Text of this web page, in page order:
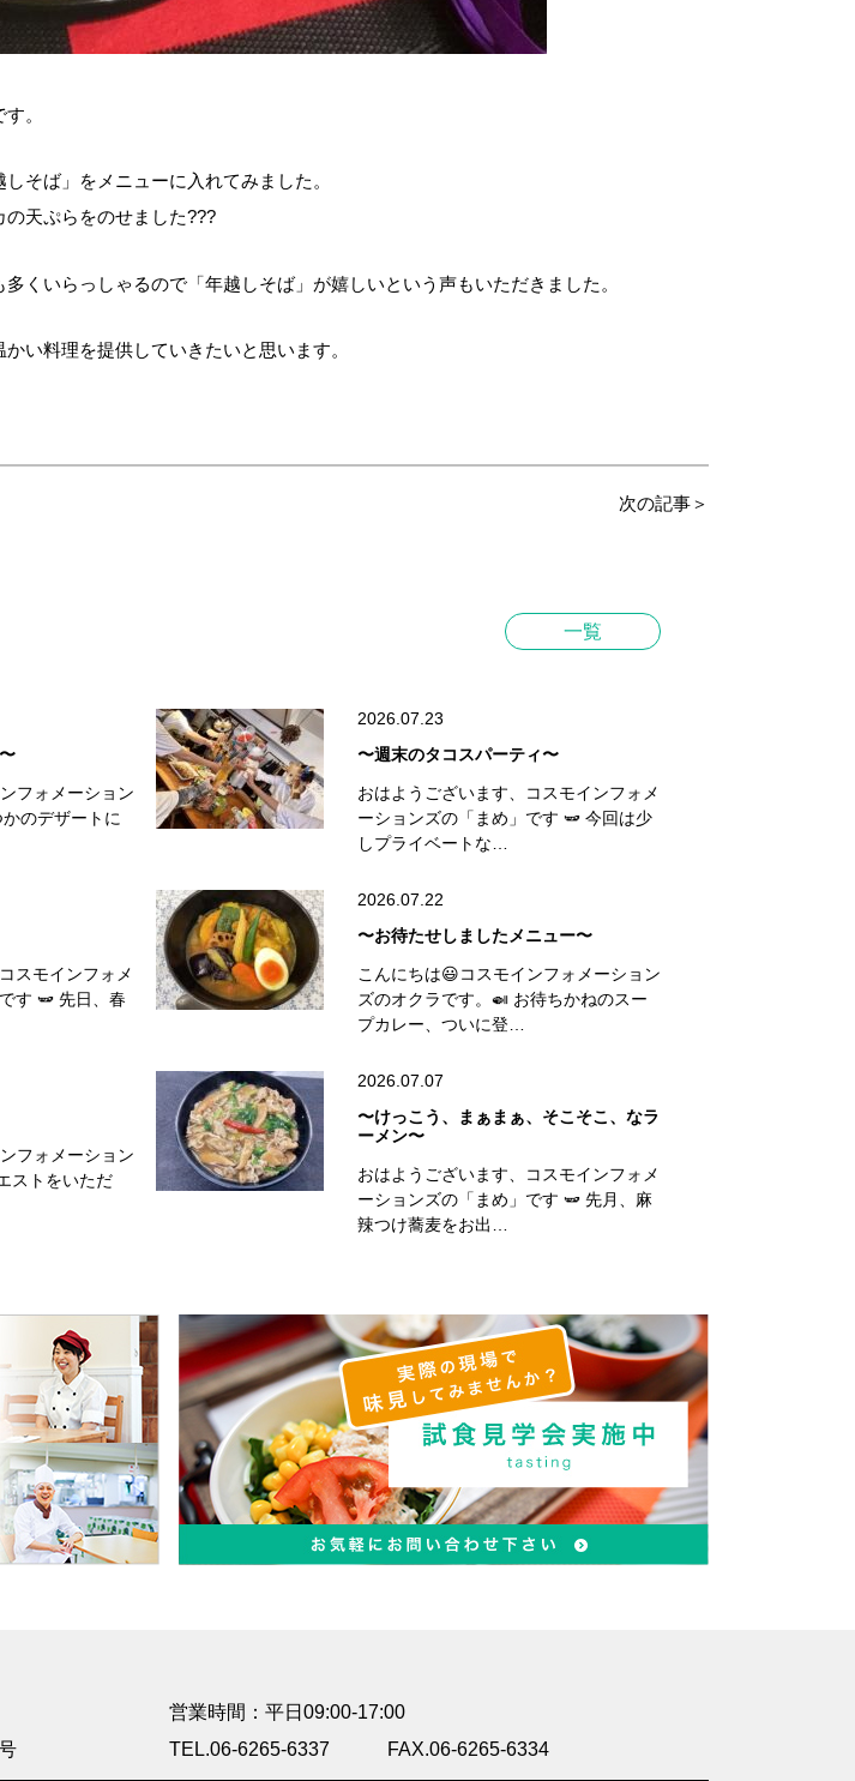
。
そば」をメニューに入れてみました。
天ぷらをのせました??‍?
くいらっしゃるので「年越しそば」が嬉しいという声もいただきました。
い料理を提供していきたいと思います。
次の記事＞
一覧
フォメーション
のデザートに
2026.07.23
〜週末のタコスパーティ〜
おはようございます、コスモインフォメ
ーションズの「まめ」です 🫛 今回は少
しプライベートな…
スモインフォメ
す 🫛 先日、春
2026.07.22
〜お待たせしましたメニュー〜
こんにちは😃コスモインフォメーション
ズのオクラです。🍛 お待ちかねのスー
プカレー、ついに登…
フォメーション
ストをいただ
2026.07.07
〜けっこう、まぁまぁ、そこそこ、なラ
ーメン〜
おはようございます、コスモインフォメ
ーションズの「まめ」です 🫛 先月、麻
辣つけ蕎麦をお出…
営業時間：平日09:00-17:00
TEL.06-6265-6337
FAX.06-6265-6334